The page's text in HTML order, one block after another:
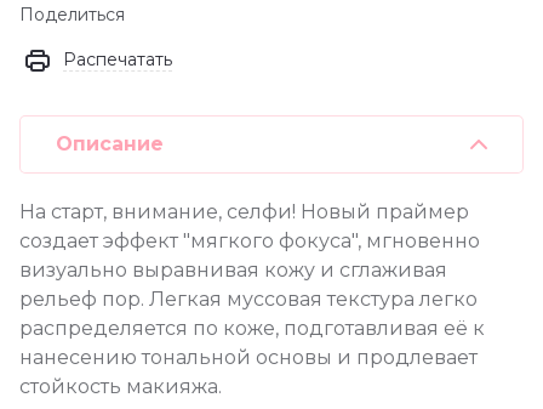
Поделиться
Распечатать
Описание
На старт, внимание, селфи! Новый праймер
создает эффект "мягкого фокуса", мгновенно
визуально выравнивая кожу и сглаживая
рельеф пор. Легкая муссовая текстура легко
распределяется по коже, подготавливая её к
нанесению тональной основы и продлевает
стойкость макияжа.